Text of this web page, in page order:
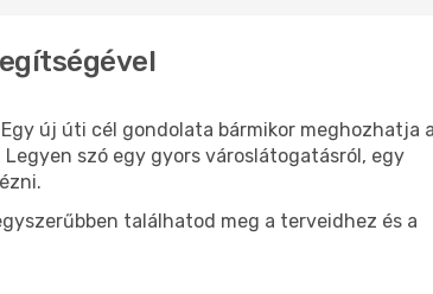
új úti cél gondolata bármikor meghozhatja a
szó egy gyors városlátogatásról, egy
találhatod meg a terveidhez és a